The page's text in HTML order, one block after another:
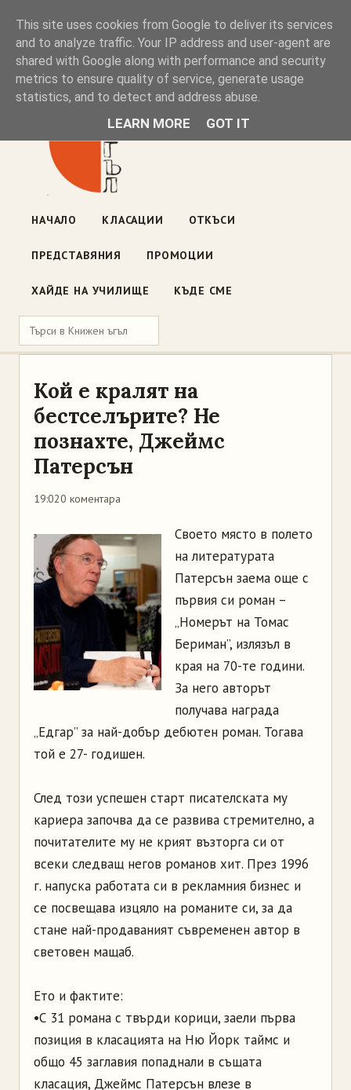
Книжен ъгъл
Блог на книжарницата — класации, откъси, нови книги
ул. „Оборище" 117, София· пон–пет 10:00–19:00 ·
НАЧАЛО КЛАСАЦИИ ОТКЪСИ
ПРЕДСТАВЯНИЯ ПРОМОЦИИ
ХАЙДЕ НА УЧИЛИЩЕ КЪДЕ СМЕ
Кой е кралят на
бестселърите? Не
познахте, Джеймс
Патерсън
19:020 коментара
Своето място в полето
на литературата
Патерсън заема още с
първия си роман –
„Номерът на Томас
Бериман”, излязъл в
края на 70-те години.
За него авторът
получава награда
„Едгар” за най-добър дебютен роман. Тогава
той е 27- годишен.
След този успешен старт писателската му
кариера започва да се развива стремително, а
почитателите му не крият възторга си от
всеки следващ негов романов хит. През 1996
г. напуска работата си в рекламния бизнес и
се посвещава изцяло на романите си, за да
стане най-продаваният съвременен автор в
световен мащаб.
Ето и фактите:
•С 31 романа с твърди корици, заели първа
позиция в класацията на Ню Йорк таймс и
общо 45 заглавия попаднали в същата
класация, Джеймс Патерсън влезе в
This site uses cookies from Google to deliver its services
and to analyze traffic. Your IP address and user-agent are
shared with Google along with performance and security
metrics to ensure quality of service, generate usage
statistics, and to detect and address abuse.
LEARN MORE GOT IT